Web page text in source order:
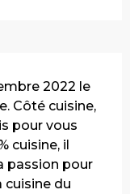
2022 le
Côté cuisine,
pour vous
cuisine, il
passion pour
cuisine du